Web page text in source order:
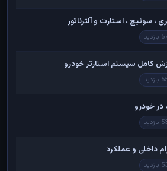
، سوئیچ ، استارت و آلترناتور
کامل سیستم استارتر خودرو
خودرو
داخلی و عملکرد